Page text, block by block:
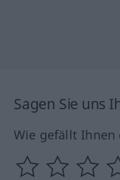
Sagen Sie uns
Wie gefällt Ihnen